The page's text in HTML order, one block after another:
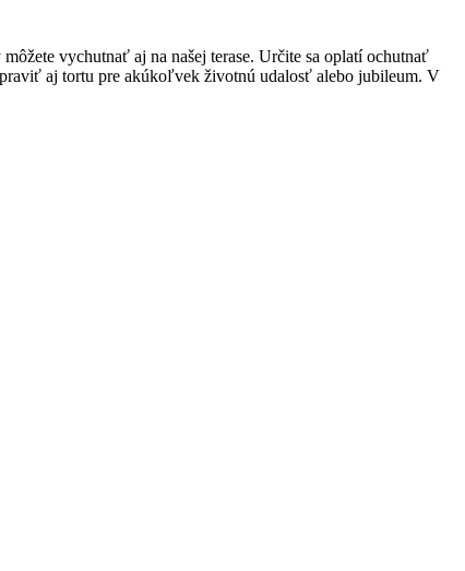
vychutnať aj na našej terase. Určite sa oplatí ochutnať
aj tortu pre akúkoľvek životnú udalosť alebo jubileum. V